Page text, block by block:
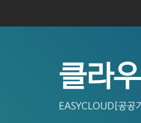
클라
EASYCLOUD[공공